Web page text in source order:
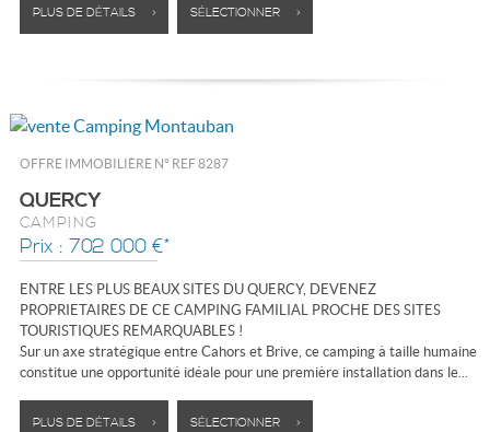
PLUS DE DÉTAILS > SÉLECTIONNER >
OFFRE IMMOBILIÈRE N° REF 8287
QUERCY
CAMPING
Prix : 702 000 €*
ENTRE LES PLUS BEAUX SITES DU QUERCY, DEVENEZ
PROPRIETAIRES DE CE CAMPING FAMILIAL PROCHE DES SITES
TOURISTIQUES REMARQUABLES !
Sur un axe stratégique entre Cahors et Brive, ce camping à taille humaine
constitue une opportunité idéale pour une première installation dans le...
PLUS DE DÉTAILS > SÉLECTIONNER >